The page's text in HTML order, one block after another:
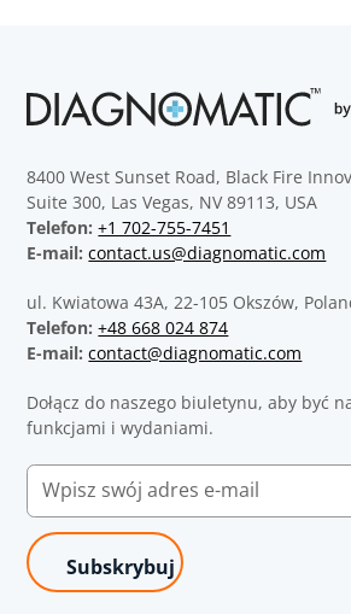
8400 West Sunset Road, Black Fire
Suite 300, Las Vegas, NV 89113, USA
Telefon: +1 702-755-7451
E-mail: contact.us@diagnomatic.com
ul. Kwiatowa 43A, 22-105 Okszów,
Telefon: +48 668 024 874
E-mail: contact@diagnomatic.com
Dołącz do naszego biuletynu, aby być
funkcjami i wydaniami.